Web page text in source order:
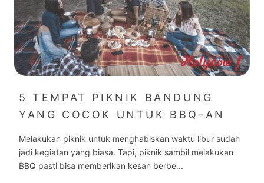
5 TEMPAT PIKNIK BANDUNG
YANG COCOK UNTUK BBQ-AN
Melakukan piknik untuk menghabiskan waktu libur sudah
jadi kegiatan yang biasa. Tapi, piknik sambil melakukan
BBQ pasti bisa memberikan kesan berbe...